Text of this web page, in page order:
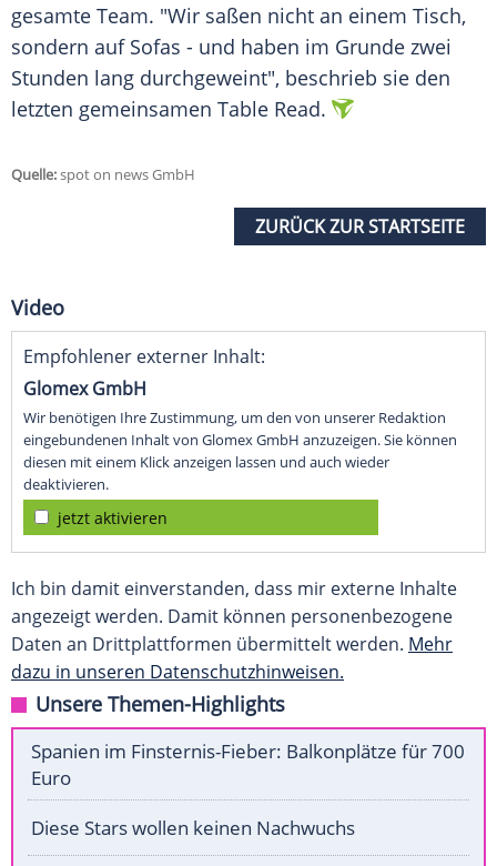
gesamte Team. "Wir saßen nicht an einem Tisch,
sondern auf Sofas - und haben im Grunde zwei
Stunden lang durchgeweint", beschrieb sie den
letzten gemeinsamen Table Read.
Quelle:spot on news GmbH
ZURÜCK ZUR STARTSEITE
Video
Empfohlener externer Inhalt:
Glomex GmbH
Wir benötigen Ihre Zustimmung, um den von unserer Redaktion
eingebundenen Inhalt von Glomex GmbH anzuzeigen. Sie können
diesen mit einem Klick anzeigen lassen und auch wieder
deaktivieren.
jetzt aktivieren
Ich bin damit einverstanden, dass mir externe Inhalte
angezeigt werden. Damit können personenbezogene
Daten an Drittplattformen übermittelt werden. Mehr
dazu in unseren Datenschutzhinweisen.
Unsere Themen-Highlights
Spanien im Finsternis-Fieber: Balkonplätze für 700
Euro
Diese Stars wollen keinen Nachwuchs